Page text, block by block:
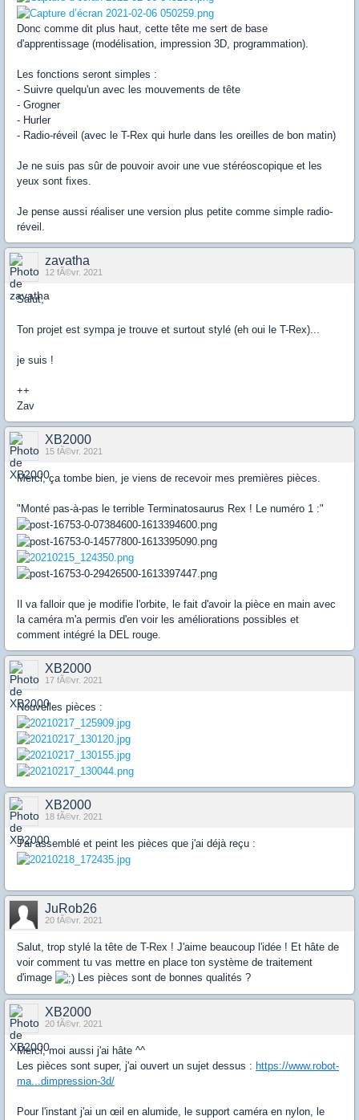
Donc comme dit plus haut, cette tête me sert de base
d'apprentissage (modélisation, impression 3D, programmation).
Les fonctions seront simples :
- Suivre quelqu'un avec les mouvements de tête
- Grogner
- Hurler
- Radio-réveil (avec le T-Rex qui hurle dans les oreilles de bon matin)
Je ne suis pas sûr de pouvoir avoir une vue stéréoscopique et les
yeux sont fixes.
Je pense aussi réaliser une version plus petite comme simple radio-
réveil.
zavatha
12 fÃ©vr. 2021
Salut,
Ton projet est sympa je trouve et surtout stylé (eh oui le T-Rex)...
je suis !
++
Zav
XB2000
15 fÃ©vr. 2021
Merci, ça tombe bien, je viens de recevoir mes premières pièces.
"Monté pas-à-pas le terrible Terminatosaurus Rex ! Le numéro 1 :"
Il va falloir que je modifie l'orbite, le fait d'avoir la pièce en main avec
la caméra m'a permis d'en voir les améliorations possibles et
comment intégré la DEL rouge.
XB2000
17 fÃ©vr. 2021
Nouvelles pièces :
XB2000
18 fÃ©vr. 2021
J'ai assemblé et peint les pièces que j'ai déjà reçu :
JuRob26
20 fÃ©vr. 2021
Salut, trop stylé la tête de T-Rex ! J'aime beaucoup l'idée ! Et hâte de
voir comment tu vas mettre en place ton système de traitement
d'image
Les pièces sont de bonnes qualités ?
XB2000
20 fÃ©vr. 2021
Merci, moi aussi j'ai hâte ^^
Les pièces sont super, j'ai ouvert un sujet dessus : https://www.robot-
ma...dimpression-3d/
Pour l'instant j'ai un œil en alumide, le support caméra en nylon, le